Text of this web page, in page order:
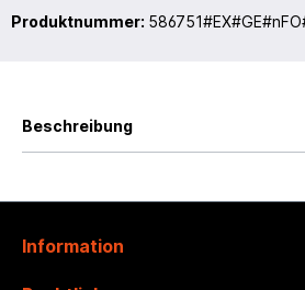
Produktnummer:
Beschreibung
Information